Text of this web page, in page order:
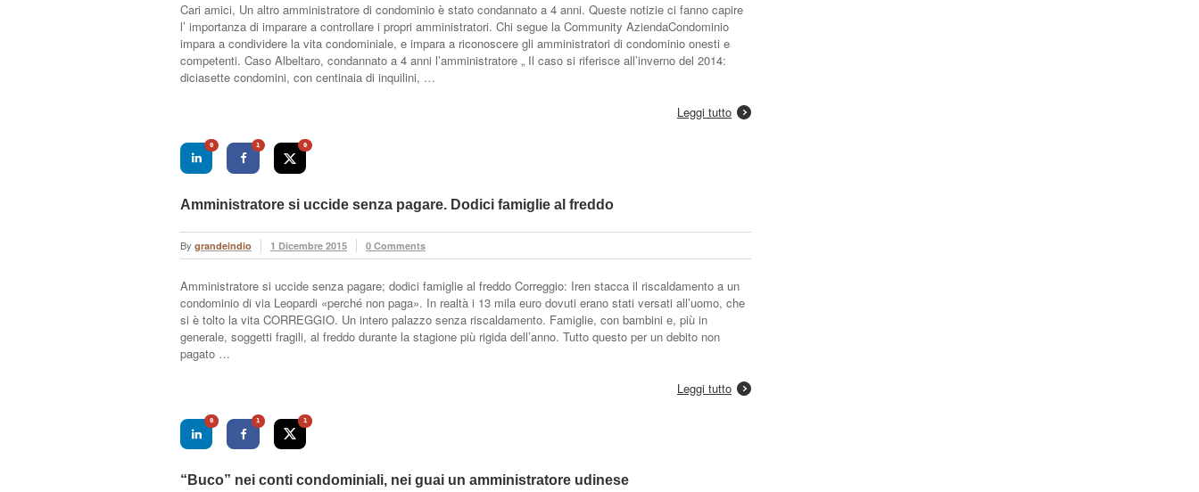
Cari amici, Un altro amministratore di condominio è stato condannato a 4 anni. Queste notizie ci fanno capire
l’ importanza di imparare a controllare i propri amministratori. Chi segue la Community AziendaCondominio
impara a condividere la vita condominiale, e impara a riconoscere gli amministratori di condominio onesti e
competenti. Caso Albeltaro, condannato a 4 anni l’amministratore „ Il caso si riferisce all’inverno del 2014:
diciasette condomini, con centinaia di inquilini, …
Leggi tutto
0 1 0
Amministratore si uccide senza pagare. Dodici famiglie al freddo
By grandeindio 1 Dicembre 2015 0 Comments
Amministratore si uccide senza pagare; dodici famiglie al freddo Correggio: Iren stacca il riscaldamento a un
condominio di via Leopardi «perché non paga». In realtà i 13 mila euro dovuti erano stati versati all’uomo, che
si è tolto la vita CORREGGIO. Un intero palazzo senza riscaldamento. Famiglie, con bambini e, più in
generale, soggetti fragili, al freddo durante la stagione più rigida dell’anno. Tutto questo per un debito non
pagato …
Leggi tutto
0 1 1
“Buco” nei conti condominiali, nei guai un amministratore udinese